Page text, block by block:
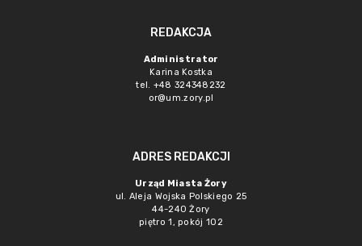
REDAKCJA
Administrator
Karina Kostka
tel. +48 324348232
or@um.zory.pl
ADRES REDAKCJI
Urząd Miasta Żory
ul. Aleja Wojska Polskiego 25
44-240 Żory
piętro 1, pokój 102